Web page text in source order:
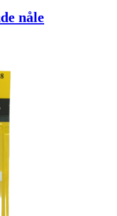
nåle